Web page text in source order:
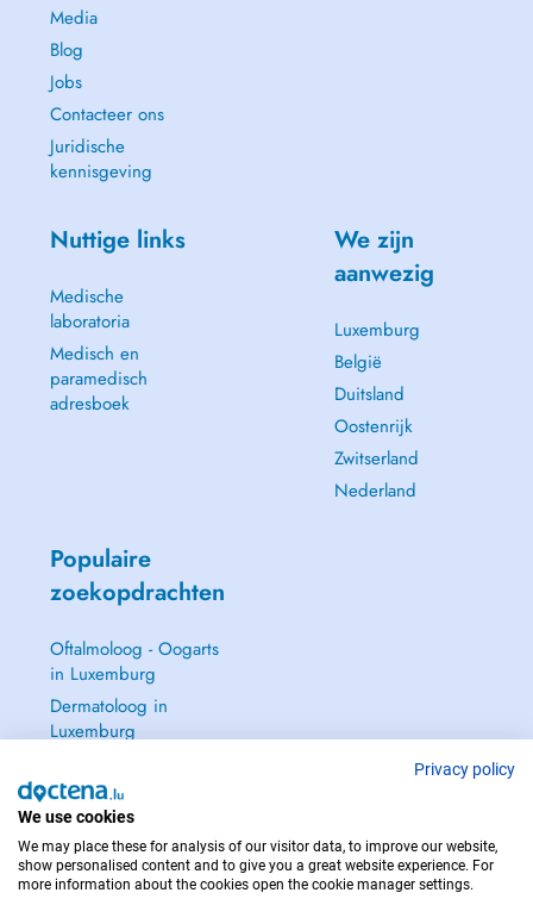
Media
Blog
Jobs
Contacteer ons
Juridische
kennisgeving
Nuttige links
Medische
laboratoria
Medisch en
paramedisch
adresboek
We zijn
aanwezig
Luxemburg
België
Duitsland
Oostenrijk
Zwitserland
Nederland
Populaire
zoekopdrachten
Oftalmoloog - Oogarts
in Luxemburg
Dermatoloog in
Luxemburg
Gynaecoloog in
Luxemburg
Zie alle →
Privacy policy
We use cookies
We may place these for analysis of our visitor data, to improve our website,
show personalised content and to give you a great website experience. For
more information about the cookies open the cookie manager settings.